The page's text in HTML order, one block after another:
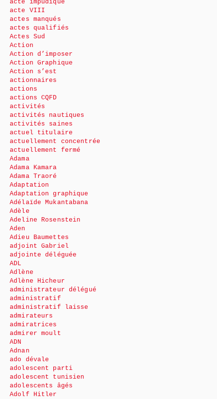
acte impudique
acte VIII
actes manqués
actes qualifiés
Actes Sud
Action
Action d’imposer
Action Graphique
Action s’est
actionnaires
actions
actions CQFD
activités
activités nautiques
activités saines
actuel titulaire
actuellement concentrée
actuellement fermé
Adama
Adama Kamara
Adama Traoré
Adaptation
Adaptation graphique
Adélaïde Mukantabana
Adèle
Adeline Rosenstein
Aden
Adieu Baumettes
adjoint Gabriel
adjointe déléguée
ADL
Adlène
Adlène Hicheur
administrateur délégué
administratif
administratif laisse
admirateurs
admiratrices
admirer moult
ADN
Adnan
ado dévale
adolescent parti
adolescent tunisien
adolescents âgés
Adolf Hitler